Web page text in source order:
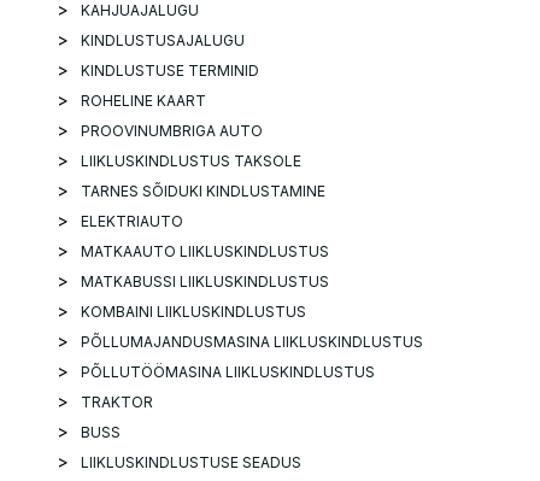
KAHJUAJALUGU
KINDLUSTUSAJALUGU
KINDLUSTUSE TERMINID
ROHELINE KAART
PROOVINUMBRIGA AUTO
LIIKLUSKINDLUSTUS TAKSOLE
TARNES SÕIDUKI KINDLUSTAMINE
ELEKTRIAUTO
MATKAAUTO LIIKLUSKINDLUSTUS
MATKABUSSI LIIKLUSKINDLUSTUS
KOMBAINI LIIKLUSKINDLUSTUS
PÕLLUMAJANDUSMASINA LIIKLUSKINDLUSTUS
PÕLLUTÖÖMASINA LIIKLUSKINDLUSTUS
TRAKTOR
BUSS
LIIKLUSKINDLUSTUSE SEADUS